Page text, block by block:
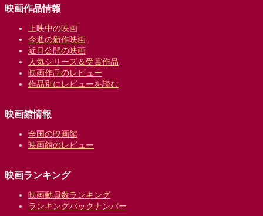
映画作品情報
上映中の映画
今週の新作映画
近日公開の映画
人気シリーズ＆受賞作品
映画作品のレビュー
作品別にレビューを読む
映画館情報
全国の映画館
映画館のレビュー
映画ランキング
映画動員数ランキング
ランキングバックナンバー